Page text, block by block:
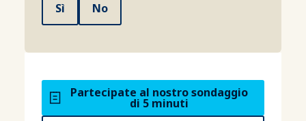
Sì No
Partecipate al nostro sondaggio
di 5 minuti